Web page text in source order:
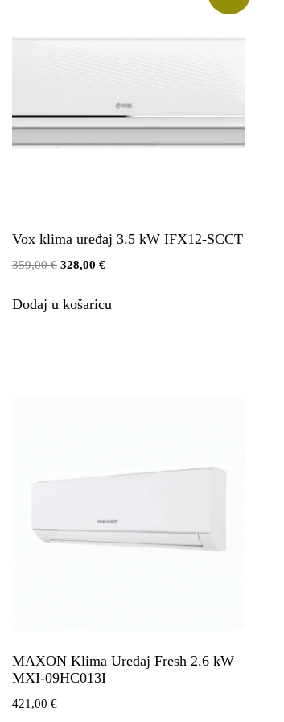
Vox klima uređaj 3.5 kW IFX12-SCCT
359,00€ 328,00 €
Dodaj u košaricu
MAXON Klima Uređaj Fresh 2.6 kW
MXI-09HC013I
421,00 €